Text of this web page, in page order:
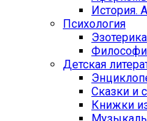
История.
Психология
Эзотерика
Детская
Сказки и
Книжки